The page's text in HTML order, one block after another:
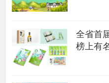
全省首
榜上有